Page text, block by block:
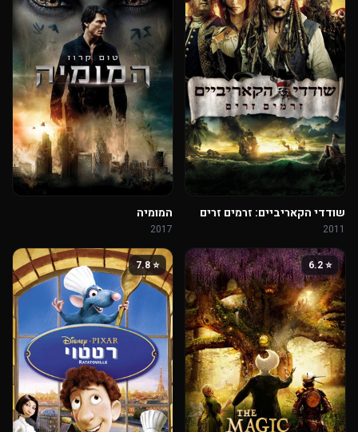
שודדי הקאריביים: זרמים זרים
2011
המומיה
2017
⭐ 6.2
⭐ 7.8